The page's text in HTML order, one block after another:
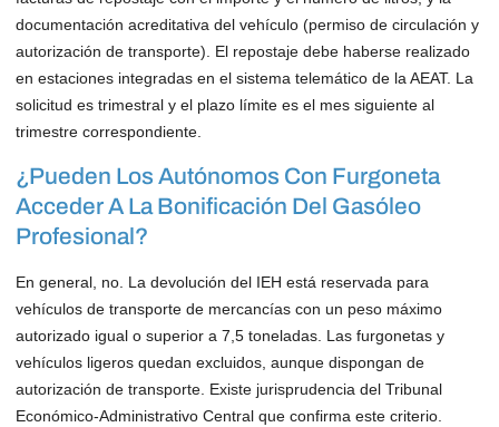
documentación acreditativa del vehículo (permiso de circulación y
autorización de transporte). El repostaje debe haberse realizado
en estaciones integradas en el sistema telemático de la AEAT. La
solicitud es trimestral y el plazo límite es el mes siguiente al
trimestre correspondiente.
¿Pueden Los Autónomos Con Furgoneta
Acceder A La Bonificación Del Gasóleo
Profesional?
En general, no. La devolución del IEH está reservada para
vehículos de transporte de mercancías con un peso máximo
autorizado igual o superior a 7,5 toneladas. Las furgonetas y
vehículos ligeros quedan excluidos, aunque dispongan de
autorización de transporte. Existe jurisprudencia del Tribunal
Económico-Administrativo Central que confirma este criterio.